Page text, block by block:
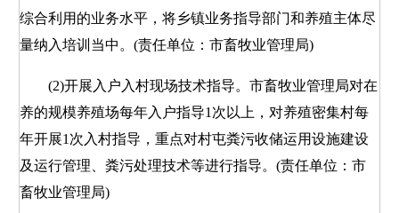
综合利用的业务水平，将乡镇业务指导部门和养殖主体尽
量纳入培训当中。(责任单位：市畜牧业管理局)
(2)开展入户入村现场技术指导。市畜牧业管理局对在
养的规模养殖场每年入户指导1次以上，对养殖密集村每
年开展1次入村指导，重点对村屯粪污收储运用设施建设
及运行管理、粪污处理技术等进行指导。(责任单位：市
畜牧业管理局)